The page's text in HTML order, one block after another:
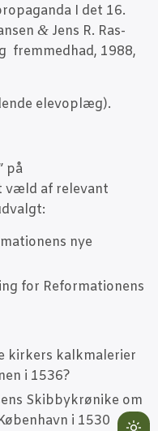
I det 16.
& Jens R. Ras­
frem­med­had, 1988,
elevoplæg).
på
væld af rele­vant
nye
for Refor­ma­tio­nens
kir­kers kal­k­ma­le­ri­er
i 1536?
Ski­b­bykrø­ni­ke om
i 1530